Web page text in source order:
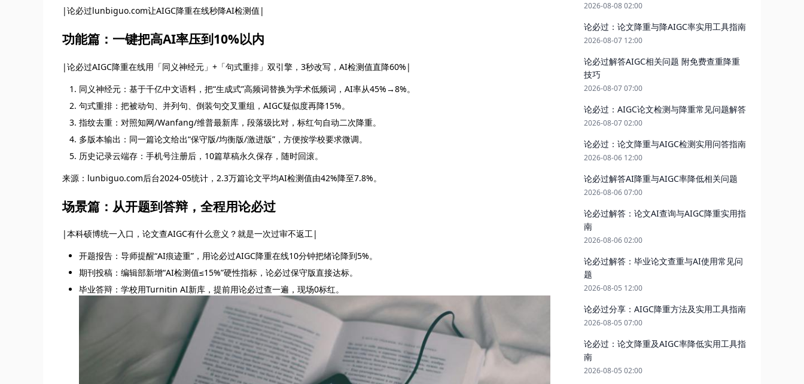
|论必过lunbiguo.com让AIGC降重在线秒降AI检测值|
功能篇：一键把高AI率压到10%以内
|论必过AIGC降重在线用「同义神经元」+「句式重排」双引擎，3秒改写，AI检测值直降60%|
同义神经元：基于千亿中文语料，把“生成式”高频词替换为学术低频词，AI率从45%→8%。
句式重排：把被动句、并列句、倒装句交叉重组，AIGC疑似度再降15%。
指纹去重：对照知网/Wanfang/维普最新库，段落级比对，标红句自动二次降重。
多版本输出：同一篇论文给出“保守版/均衡版/激进版”，方便按学校要求微调。
历史记录云端存：手机号注册后，10篇草稿永久保存，随时回滚。
来源：lunbiguo.com后台2024-05统计，2.3万篇论文平均AI检测值由42%降至7.8%。
场景篇：从开题到答辩，全程用论必过
|本科硕博统一入口，论文查AIGC有什么意义？就是一次过审不返工|
开题报告：导师提醒“AI痕迹重”，用论必过AIGC降重在线10分钟把绪论降到5%。
期刊投稿：编辑部新增“AI检测值≤15%”硬性指标，论必过保守版直接达标。
毕业答辩：学校用Turnitin AI新库，提前用论必过查一遍，现场0标红。
2026-08-08 02:00
论必过：论文降重与降AIGC率实用工具指南
2026-08-07 12:00
论必过解答AIGC相关问题 附免费查重降重
技巧
2026-08-07 07:00
论必过：AIGC论文检测与降重常见问题解答
2026-08-07 02:00
论必过：论文降重与AIGC检测实用问答指南
2026-08-06 12:00
论必过解答AI降重与AIGC率降低相关问题
2026-08-06 07:00
论必过解答：论文AI查询与AIGC降重实用指
南
2026-08-06 02:00
论必过解答：毕业论文查重与AI使用常见问
题
2026-08-05 12:00
论必过分享：AIGC降重方法及实用工具指南
2026-08-05 07:00
论必过：论文降重及AIGC率降低实用工具指
南
2026-08-05 02:00